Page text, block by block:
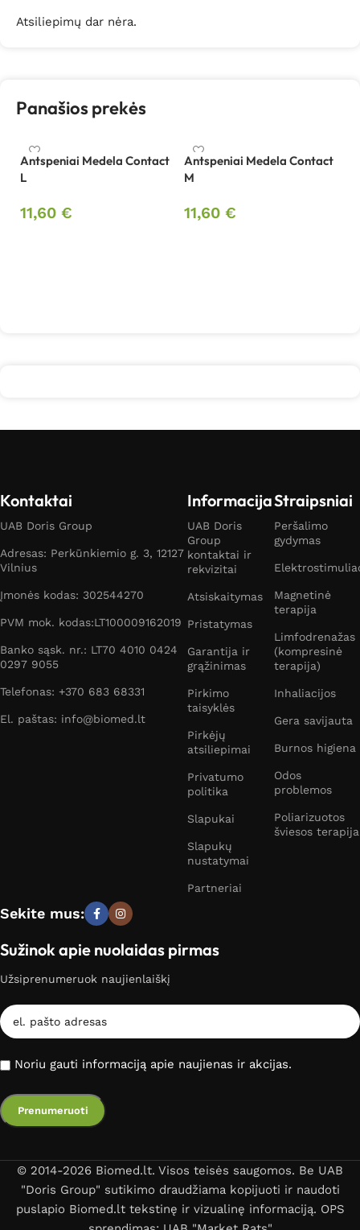
Atsiliepimų dar nėra.
Panašios prekės
Antspeniai Medela Contact
L
11,60 €
Antspeniai Medela Contact
M
11,60 €
Kontaktai
UAB Doris Group
Adresas: Perkūnkiemio g. 3, 12127
Vilnius
Įmonės kodas: 302544270
PVM mok. kodas:LT100009162019
Banko sąsk. nr.: LT70 4010 0424
0297 9055
Telefonas: +370 683 68331
El. paštas: info@biomed.lt
Informacija
UAB Doris
Group
kontaktai ir
rekvizitai
Atsiskaitymas
Pristatymas
Garantija ir
grąžinimas
Pirkimo
taisyklės
Pirkėjų
atsiliepimai
Privatumo
politika
Slapukai
Slapukų
nustatymai
Partneriai
Straipsniai
Peršalimo
gydymas
Magnetinė
terapija
Limfodrenažas
(kompresinė
terapija)
Inhaliacijos
Gera savijauta
Burnos higiena
Odos
problemos
Poliarizuotos
šviesos terapija
Sekite mus:
Sužinok apie nuolaidas pirmas
Užsiprenumeruok naujienlaiškį
Noriu gauti informaciją apie naujienas ir akcijas.
© 2014-2026 Biomed.lt. Visos teisės saugomos. Be UAB
"Doris Group" sutikimo draudžiama kopijuoti ir naudoti
puslapio Biomed.lt tekstinę ir vizualinę informaciją. OPS